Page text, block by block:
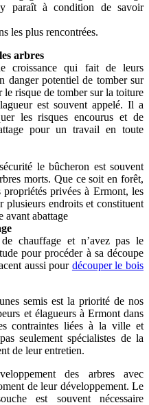
paraît à condition de savoir
les plus rencontrées.
arbres
croissance qui fait de leurs
danger potentiel de tomber sur
risque de tomber sur la toiture
est souvent appelé. Il a
les risques encourus et de
pour un travail en toute
le bûcheron est souvent
morts. Que ce soit en forêt,
privées à Ermont, les
plusieurs endroits et constituent
avant abattage
chauffage et n’avez pas le
pour procéder à sa découpe
aussi pour découper le bois
semis est la priorité de nos
et élagueurs à Ermont dans
contraintes liées à la ville et
seulement spécialistes de la
de leur entretien.
des arbres avec
de leur développement. Le
est souvent nécessaire